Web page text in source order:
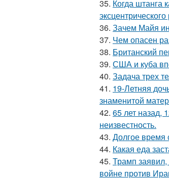
35. Когда штанга
36. Зачем Майя
37. Чем опасен
38. Британский
39. США и куба
40. Задача трех
41. 19-Летняя
знаменитой
42. 65 лет назад,
неизвестность.
43. Долгое время
44. Какая еда
45. Трамп
войне против